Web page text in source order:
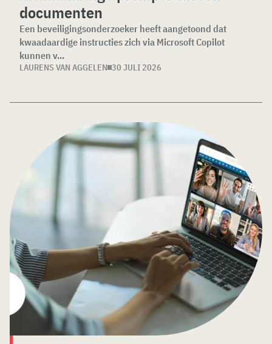
documenten
Een beveiligingsonderzoeker heeft aangetoond dat
kwaadaardige instructies zich via Microsoft Copilot
kunnen v...
LAURENS VAN AGGELEN 30 JULI 2026